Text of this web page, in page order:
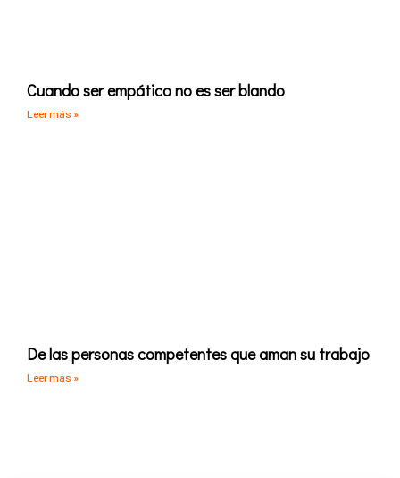
Cuando ser empático no es ser blando
Leer más »
De las personas competentes que aman su trabajo
Leer más »